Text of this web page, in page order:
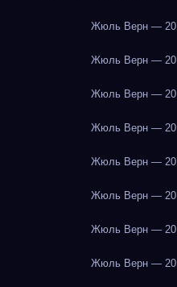
Жюль Верн — 20
Жюль Верн — 20
Жюль Верн — 20
Жюль Верн — 20
Жюль Верн — 20
Жюль Верн — 20
Жюль Верн — 20
Жюль Верн — 20